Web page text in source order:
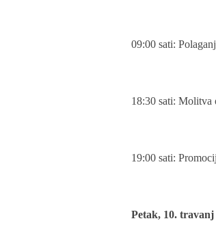
09:00 sati:
18:30 sati: Molitva
19:00 sati:
Petak, 10.